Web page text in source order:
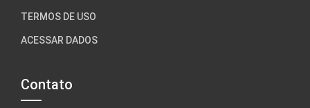
TERMOS DE USO
ACESSAR DADOS
Contato